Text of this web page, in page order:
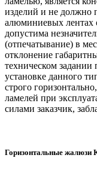
изделий и не должно
алюминиевых лентах
допустима
(отпечатывание) в
отклонение
техническом
установке данного
строго
ламелей при
силами заказчик,
Горизонтальные жалюзи